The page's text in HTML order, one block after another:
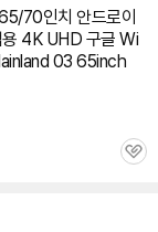
70인치 안드로이
4K UHD 구글 Wi
03 65inch
관